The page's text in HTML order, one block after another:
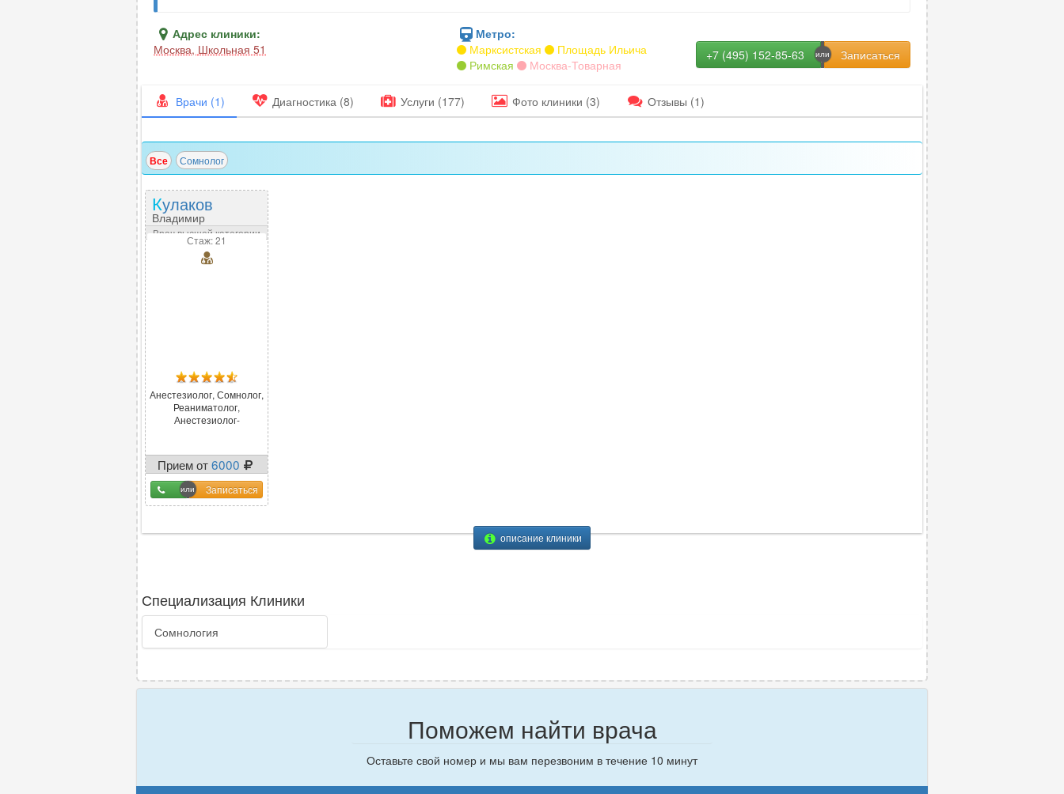
Адрес клиники:
Москва, Школьная 51
Метро:
Марксистская
Площадь Ильича
Римская
Москва-Товарная
+7 (495) 152-85-63
Врачи (1) Диагностика (8) Услуги (177) Фото клиники (3) Отзывы (1)
Все Сомнолог
Кулаков
Владимир
Федорович
Врач высшей категории
Стаж: 21
Анестезиолог, Сомнолог,
Реаниматолог,
Анестезиолог-
Прием от6000
Записаться
описание клиники
Специализация Клиники
Сомнология
Поможем найти врача
Оставьте свой номер и мы вам перезвоним в течение 10 минут